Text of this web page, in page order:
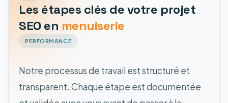
Les étapes clés de votre projet
SEO en menuiserie
PERFORMANCE
Notre processus de travail est structuré et
transparent. Chaque étape est documentée